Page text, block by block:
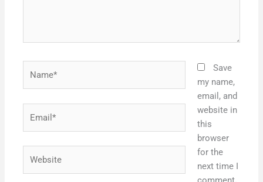
Save
my name,
email, and
website in
this
browser
for the
next time I